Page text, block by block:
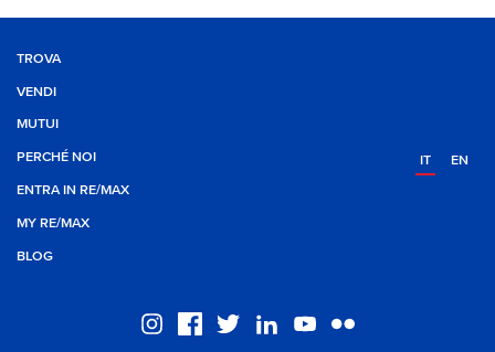
TROVA
VENDI
MUTUI
PERCHÉ NOI
ENTRA IN RE/MAX
MY RE/MAX
BLOG
IT EN